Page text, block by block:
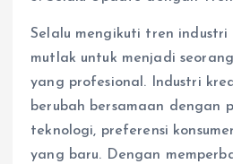
Selalu mengikuti tren
mutlak untuk menjadi
yang profesional. Industri
berubah bersamaan dengan
teknologi, preferensi
yang baru. Dengan